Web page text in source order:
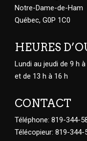
Notre-Dame-de-Ham
Québec, G0P 1C0
HEURES
Lundi au jeudi de 9 h à
et de 13 h à 16 h
CONTACT
Téléphone: 819-344-
Télécopieur: 819-344-